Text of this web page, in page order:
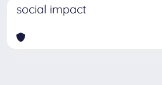
social impact